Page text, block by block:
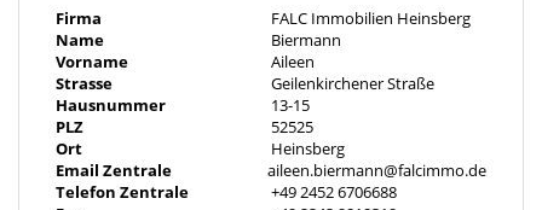
+ Helle Räume
Objektbeschreibung
Beim Betreten dieses charmanten Hauses aus dem Baujahr 2010
werden Sie von einem einladenden Flur empfangen, der mit
einer stilvollen Backsteinwand besondere Akzente setzt. Die
großzügige Wohnfläche von ca. 187 m² verteilt sich auf fünf gut
geschnittene Zimmer und bietet viel Raum für individuelle
Firma
FALC Immobilien Heinsberg
Name
Biermann
Vorname
Aileen
Strasse
Geilenkirchener Straße
Hausnummer
13-15
PLZ
52525
Ort
Heinsberg
Email Zentrale
aileen.biermann@falcimmo.de
Telefon Zentrale
+49 2452 6706688